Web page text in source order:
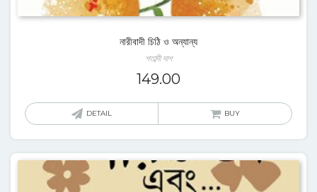
নারীবাদী চিঠি ও অন্যান্য
শতাব্দী দাশ
149.00
DETAIL BUY